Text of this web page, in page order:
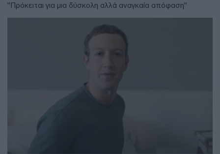
"Πρόκειται για μια δύσκολη αλλά αναγκαία απόφαση"